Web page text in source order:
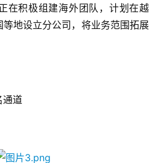
在积极组建海外团队，计划在越
地设立分公司，将业务范围拓展
通道